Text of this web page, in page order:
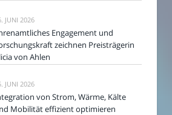
JUNI 2026
Engagement und
zeichnen Preisträgerin
von Ahlen
JUNI 2026
von Strom, Wärme, Kälte
Mobilität effizient optimieren